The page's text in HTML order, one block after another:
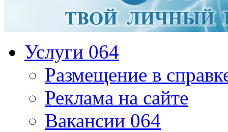
Услуги 064
Размещение в
Реклама на сайте
Вакансии 064